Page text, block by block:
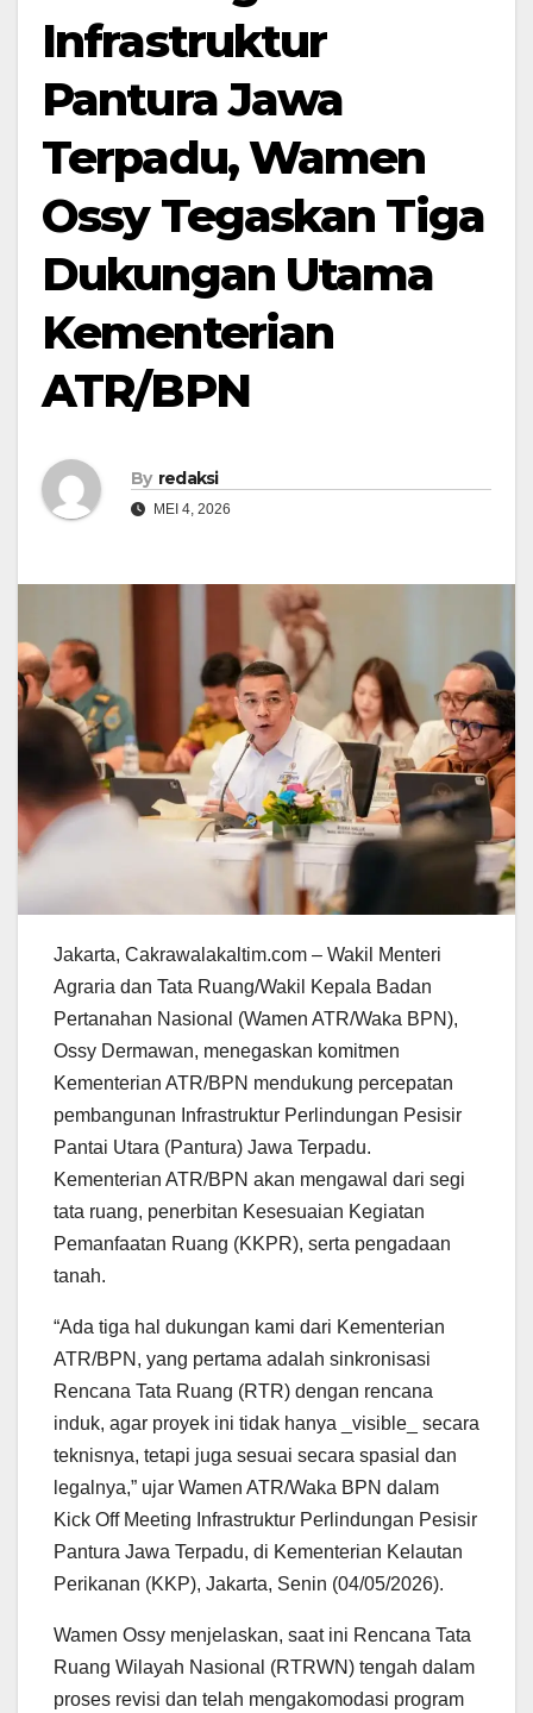
Infrastruktur
Pantura Jawa
Terpadu, Wamen
Ossy Tegaskan Tiga
Dukungan Utama
Kementerian
ATR/BPN
By redaksi
MEI 4, 2026
Jakarta, Cakrawalakaltim.com – Wakil Menteri
Agraria dan Tata Ruang/Wakil Kepala Badan
Pertanahan Nasional (Wamen ATR/Waka BPN),
Ossy Dermawan, menegaskan komitmen
Kementerian ATR/BPN mendukung percepatan
pembangunan Infrastruktur Perlindungan Pesisir
Pantai Utara (Pantura) Jawa Terpadu.
Kementerian ATR/BPN akan mengawal dari segi
tata ruang, penerbitan Kesesuaian Kegiatan
Pemanfaatan Ruang (KKPR), serta pengadaan
tanah.
“Ada tiga hal dukungan kami dari Kementerian
ATR/BPN, yang pertama adalah sinkronisasi
Rencana Tata Ruang (RTR) dengan rencana
induk, agar proyek ini tidak hanya _visible_ secara
teknisnya, tetapi juga sesuai secara spasial dan
legalnya,” ujar Wamen ATR/Waka BPN dalam
Kick Off Meeting Infrastruktur Perlindungan Pesisir
Pantura Jawa Terpadu, di Kementerian Kelautan
Perikanan (KKP), Jakarta, Senin (04/05/2026).
Wamen Ossy menjelaskan, saat ini Rencana Tata
Ruang Wilayah Nasional (RTRWN) tengah dalam
proses revisi dan telah mengakomodasi program